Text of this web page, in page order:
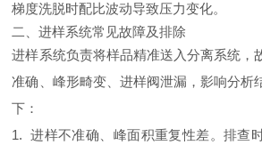
梯度洗脱时配比波动导致压力变化。
二、进样系统常见故障及排除
进样系统负责将样品精准送入分离系统，
准确、峰形畸变、进样阀泄漏，影响分析
下：
1. 进样不准确、峰面积重复性差。排查